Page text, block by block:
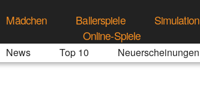
Mädchen Ballerspiele Simulation
Online-Spiele
News Top 10 Neuerscheinungen